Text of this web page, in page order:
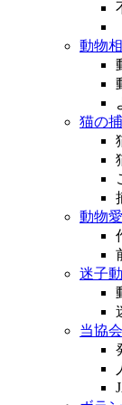
動物
猫の
動物
迷子
当協